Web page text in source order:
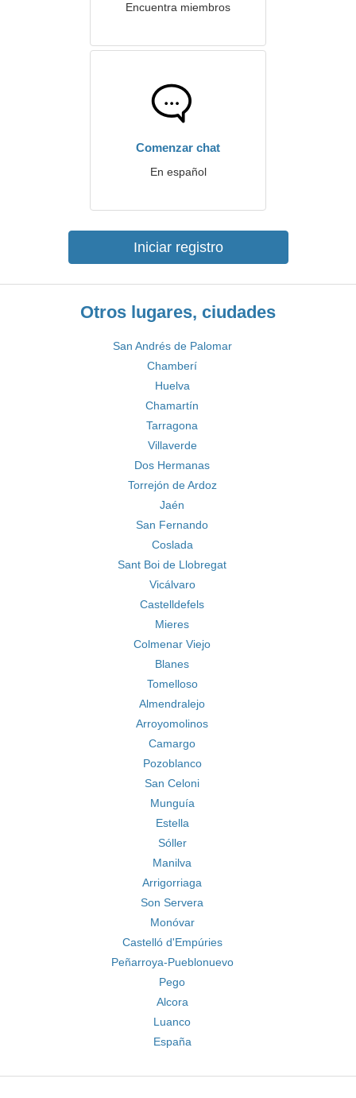
Encuentra miembros
Comenzar chat
En español
Iniciar registro
Otros lugares, ciudades
San Andrés de Palomar
Chamberí
Huelva
Chamartín
Tarragona
Villaverde
Dos Hermanas
Torrejón de Ardoz
Jaén
San Fernando
Coslada
Sant Boi de Llobregat
Vicálvaro
Castelldefels
Mieres
Colmenar Viejo
Blanes
Tomelloso
Almendralejo
Arroyomolinos
Camargo
Pozoblanco
San Celoni
Munguía
Estella
Sóller
Manilva
Arrigorriaga
Son Servera
Monóvar
Castelló d'Empúries
Peñarroya-Pueblonuevo
Pego
Alcora
Luanco
España